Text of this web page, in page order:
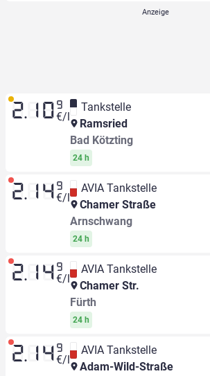
2.10 9
€/l
Tankstelle
Ramsried
Bad Kötzting
24 h
2.14 9
€/l
AVIA Tankstelle
Chamer Straße
Arnschwang
24 h
2.14 9
€/l
AVIA Tankstelle
Chamer Str.
Fürth
24 h
2.14 9
€/l
AVIA Tankstelle
Adam-Wild-Straße